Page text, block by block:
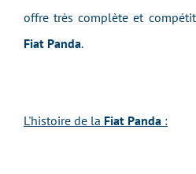
offre très complète et
Fiat Panda.
L'histoire de la Fiat Panda :